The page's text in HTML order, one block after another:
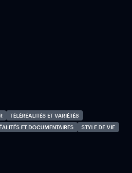
TÉLÉRÉALITÉS ET VARIÉTÉS
ET DOCUMENTAIRES
STYLE DE VIE